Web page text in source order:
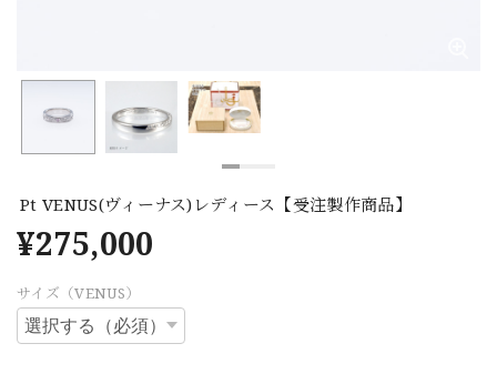
Pt VENUS(ヴィーナス)レディース【受注製作商品】
¥275,000
サイズ（VENUS）